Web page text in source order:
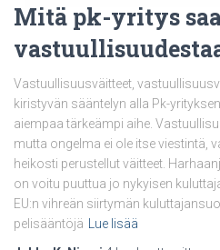
Mitä pk-yritys
Vastuullisuusväitteet,
kiristyvän sääntelyn alla Pk-
aiempaa tärkeämpi aihe.
mutta ongelma ei ole itse viestintä,
heikosti perustellut väitteet.
on voitu puuttua jo nykyisen
EU:n vihreän siirtymän
pelisääntöjä
Lue lisää